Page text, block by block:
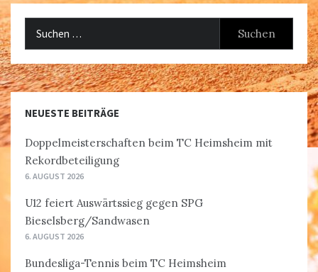
NEUESTE BEITRÄGE
Doppelmeisterschaften beim TC Heimsheim mit
Rekordbeteiligung
6. AUGUST 2026
U12 feiert Auswärtssieg gegen SPG
Bieselsberg/Sandwasen
6. AUGUST 2026
Bundesliga-Tennis beim TC Heimsheim